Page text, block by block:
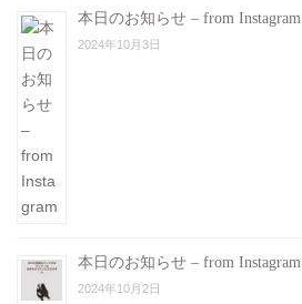
本日のお知らせ – from Instagram
2024年10月3日
本日のお知らせ – from Instagram
2024年10月2日